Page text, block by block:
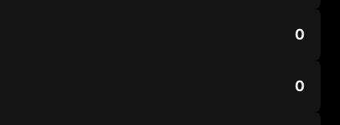
0
0